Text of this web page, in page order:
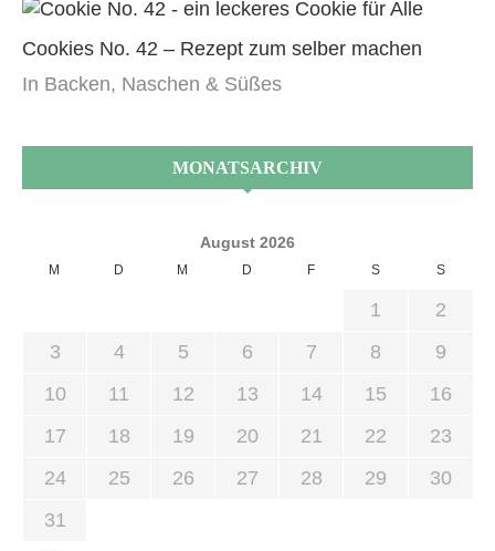
Cookies No. 42 – Rezept zum selber machen
In Backen, Naschen & Süßes
MONATSARCHIV
August 2026
M D M D F S S
1
2
3
4 5 6 7 8
9
10
11 12 13 14 15
16
17
18 19 20 21 22
23
24
25 26 27 28 29
30
31